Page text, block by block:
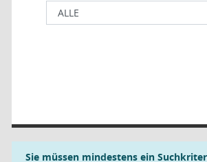
Sie müssen mindestens ein